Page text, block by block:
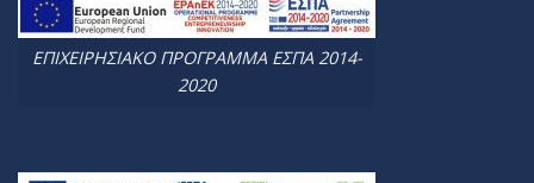
ΕΠΙΧΕΙΡΗΣΙΑΚΟ ΠΡΟΓΡΑΜΜΑ ΕΣΠΑ 2014-
2020